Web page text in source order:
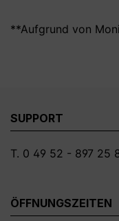
**Aufgrund von
SUPPORT
T. 0 49 52 - 897 25
ÖFFNUNGSZEITEN